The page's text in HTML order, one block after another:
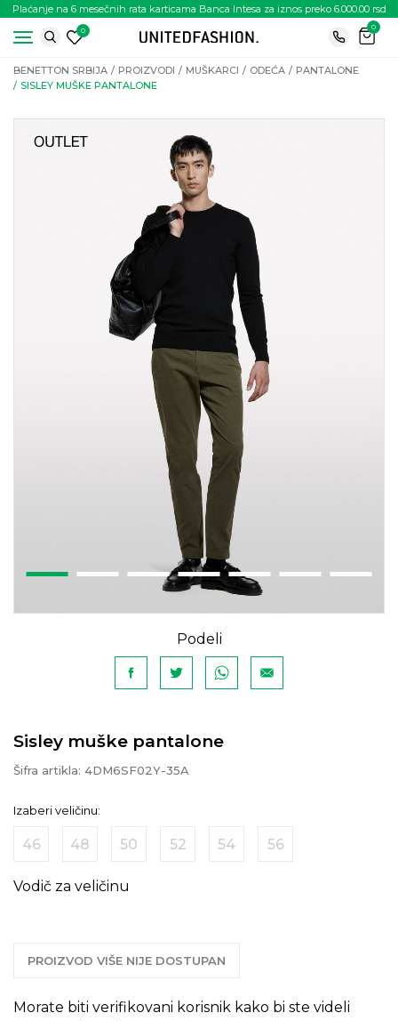
Plaćanje na 6 mesečnih rata karticama Banca Intesa za iznos preko 6.000.00 rsd
0
0
BENETTON SRBIJA PROIZVODI MUŠKARCI ODEĆA
PANTALONE
SISLEY MUŠKE PANTALONE
Podeli
Sisley muške pantalone
Šifra artikla: 4DM6SF02Y-35A
Izaberi veličinu:
46 48 50 52 54 56
Vodič za veličinu
PROIZVOD VIŠE NIJE DOSTUPAN
Morate biti verifikovani korisnik kako bi ste videli